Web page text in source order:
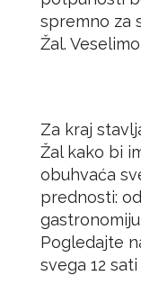
spremno za
Žal.
Za kraj
Žal kako bi
obuhvaća
prednosti:
Pogledajte
svega 12